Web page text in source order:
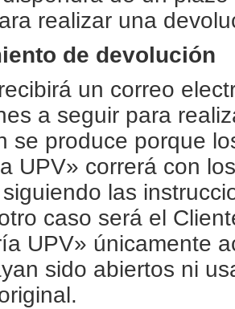
realizar una
de devolución
un correo
a seguir para
se produce porque
UPV» correrá con
las
caso será el
UPV» únicamente
sido abiertos ni